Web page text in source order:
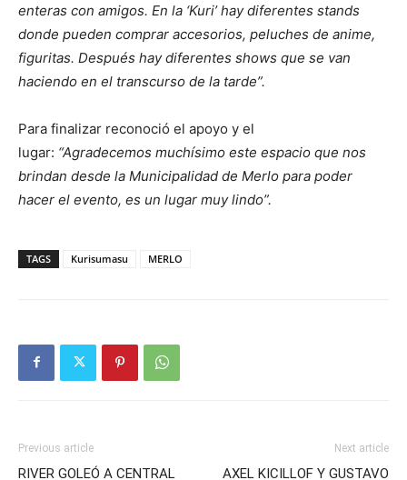
enteras con amigos. En la ‘Kuri’ hay diferentes stands
donde pueden comprar accesorios, peluches de anime,
figuritas. Después hay diferentes shows que se van
haciendo en el transcurso de la tarde”.
Para finalizar reconoció el apoyo y el
lugar: “Agradecemos muchísimo este espacio que nos
brindan desde la Municipalidad de Merlo para poder
hacer el evento, es un lugar muy lindo”.
TAGS Kurisumasu MERLO
Previous article
RIVER GOLEÓ A CENTRAL
Next article
AXEL KICILLOF Y GUSTAVO